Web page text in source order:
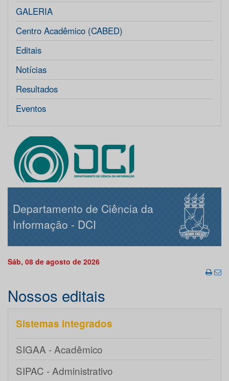
GALERIA
Centro Acadêmico (CABED)
Editais
Notícias
Resultados
Eventos
Departamento de Ciência da
Informação - DCI
Sáb, 08 de agosto de 2026
Nossos editais
Sistemas integrados
SIGAA - Acadêmico
SIPAC - Administrativo